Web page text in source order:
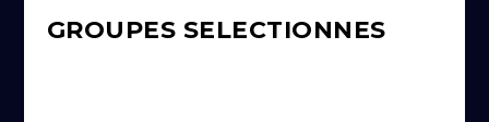
GROUPES SELECTIONNES